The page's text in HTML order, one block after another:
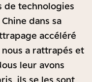
de technologies
dans sa
accéléré
a rattrapés et
leur avons
ils se les sont